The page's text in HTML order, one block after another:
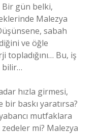
Bir gün belki,
Malezya
sabah
ve öğle
topladığını… Bu, iş
bilir…
hızla girmesi,
baskı yaratırsa?
mutfaklara
mi? Malezya